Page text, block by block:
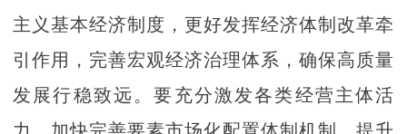
主义基本经济制度，更好发挥经济体制改革牵
引作用，完善宏观经济治理体系，确保高质量
发展行稳致远。要充分激发各类经营主体活